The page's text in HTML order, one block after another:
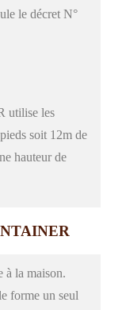
le décret N°
utilise les
soit 12m de
hauteur de
à la maison.
forme un seul